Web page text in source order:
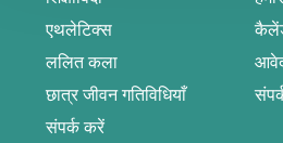
एथलेटिक्स
ललित कला
छात्र जीवन गतिविधियाँ
संपर्क करें